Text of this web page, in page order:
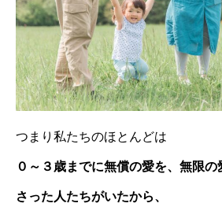
つまり私たちのほとんどは
０～３歳までに無償の愛を、無限
さった人たちがいたから、